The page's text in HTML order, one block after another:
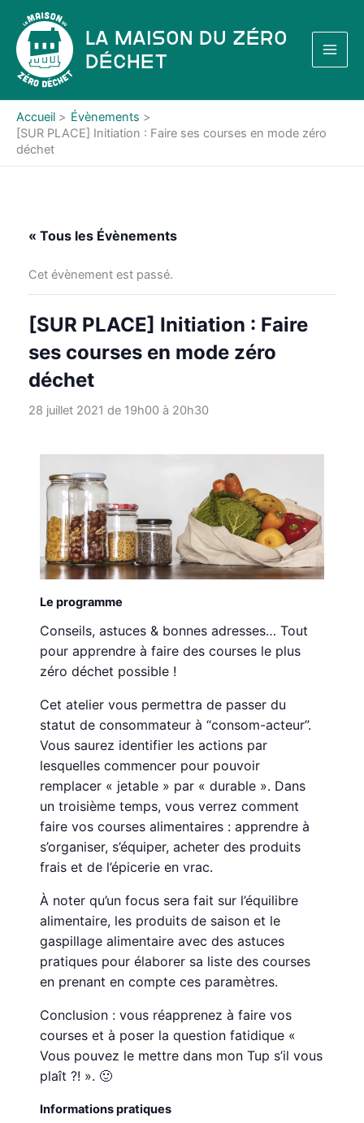
contenu
La Maison du Zéro
Déchet
Accueil
Évènements
[SUR PLACE] Initiation : Faire ses courses en mode zéro
déchet
« Tous les Évènements
Cet évènement est passé.
[SUR PLACE] Initiation : Faire
ses courses en mode zéro
déchet
28 juillet 2021 de 19h00à 20h30
Le programme
Conseils, astuces & bonnes adresses… Tout
pour apprendre à faire des courses le plus
zéro déchet possible !
Cet atelier vous permettra de passer du
statut de consommateur à “consom-acteur”.
Vous saurez identifier les actions par
lesquelles commencer pour pouvoir
remplacer « jetable » par « durable ». Dans
un troisième temps, vous verrez comment
faire vos courses alimentaires : apprendre à
s’organiser, s’équiper, acheter des produits
frais et de l’épicerie en vrac.
À noter qu’un focus sera fait sur l’équilibre
alimentaire, les produits de saison et le
gaspillage alimentaire avec des astuces
pratiques pour élaborer sa liste des courses
en prenant en compte ces paramètres.
Conclusion : vous réapprenez à faire vos
courses et à poser la question fatidique «
Vous pouvez le mettre dans mon Tup s’il vous
plaît ?! ». 🙂
Informations pratiques